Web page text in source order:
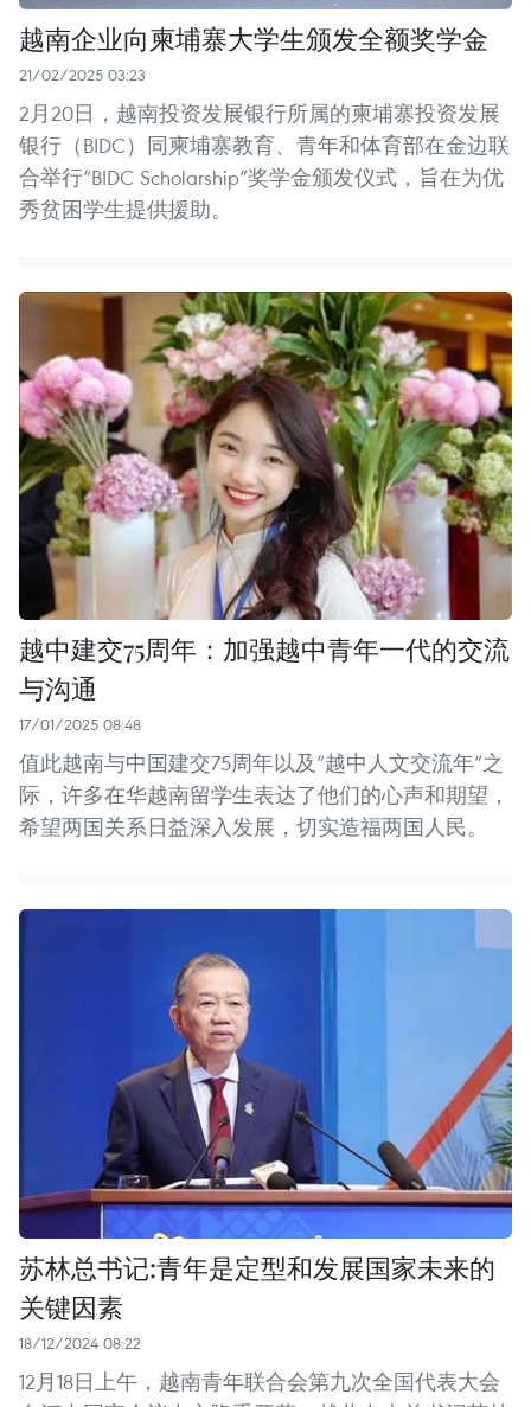
越南企业向柬埔寨大学生颁发全额奖学金
21/02/2025 03:23
2月20日，越南投资发展银行所属的柬埔寨投资发展
银行（BIDC）同柬埔寨教育、青年和体育部在金边联
合举行“BIDC Scholarship”奖学金颁发仪式，旨在为优
秀贫困学生提供援助。
越中建交75周年：加强越中青年一代的交流
与沟通
17/01/2025 08:48
值此越南与中国建交75周年以及“越中人文交流年”之
际，许多在华越南留学生表达了他们的心声和期望，
希望两国关系日益深入发展，切实造福两国人民。
苏林总书记:青年是定型和发展国家未来的
关键因素
18/12/2024 08:22
12月18日上午，越南青年联合会第九次全国代表大会